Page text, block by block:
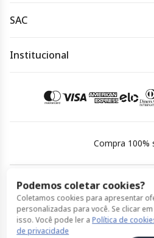
Podemos coletar cookies?
personalizadas para você. Se clicar em
isso. Você pode ler aPolítica de
de privacidade
Não aceitar
SAC
Horário de atendimento:
Institucional
Política de Cookies
Compra 100%
© Expresso Adamantina feito por
Política de Privacidade Política